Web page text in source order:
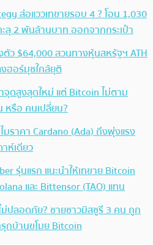
ส่อแววเทขายรอบ 4 ? โอน 1,030
ลุ 2 พันล้านบาท ออกจากกระเป๋า
ว $64,000 สวนทางหุ้นสหรัฐฯ ATH
ฮอร์มุซใกล้ยุติ
จุดสูงสุดใหม่ แต่ Bitcoin ไม่ตาม
หรือ คนเปลี่ยน?
มราคา Cardano (Ada) ถึงพุ่งแรง
ห์เดียว
รุ่นแรก แนะนำให้เทขาย Bitcoin
และ Bittensor (TAO) แทน
ม่ปลอดภัย? ชายชาวมิสซูรี 3 คน ถูก
กบ้านขโมย Bitcoin